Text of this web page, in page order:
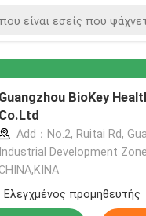
Guangzhou BioKey
Co.Ltd
Add：No.2, Ruitai Rd,
Industrial Development
Ελεγχμένος προμηθευτής